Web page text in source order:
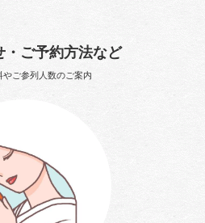
・ご予約方法など
やご参列人数のご案内